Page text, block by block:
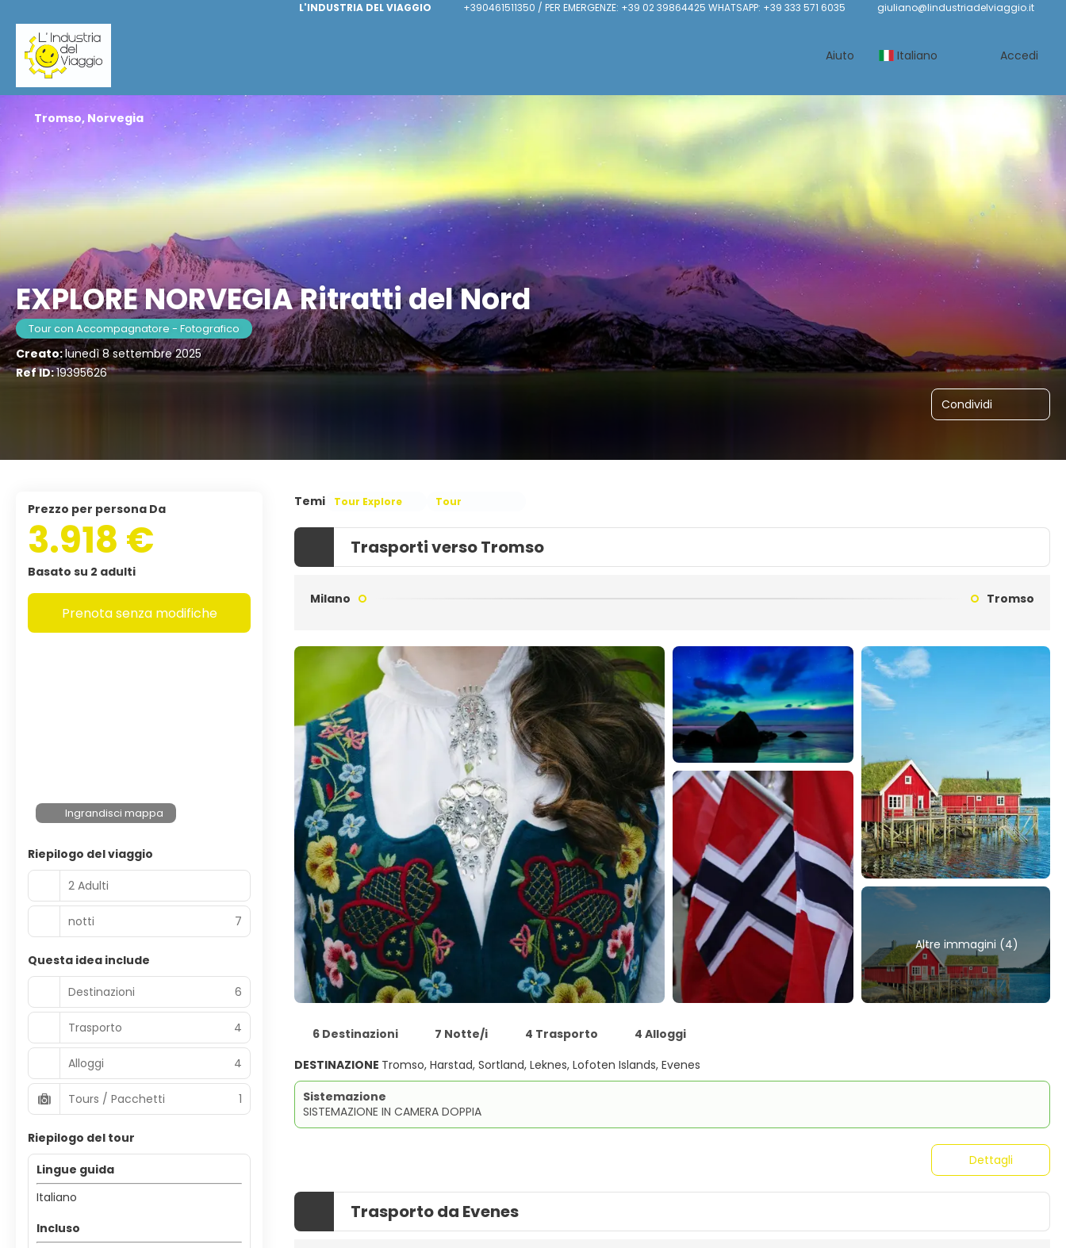
L'INDUSTRIA DEL VIAGGIO +390461511350 / PER EMERGENZE: +39 02 39864425 WHATSAPP: +39 333 571 6035 giuliano@lindustriadelviaggio.it
Aiuto Italiano Accedi
EXPLORE NORVEGIA Ritratti del Nord
Tour con Accompagnatore - Fotografico
Creato:lunedì 8 settembre 2025
Ref ID:19395626
Condividi
Tromso, Norvegia
Temi Tour Explore Tour
Trasporti verso Tromso
Milano Tromso
Altre immagini (4)
6 Destinazioni 7 Notte/i 4 Trasporto
4 Alloggi
DESTINAZIONE Tromso, Harstad, Sortland, Leknes, Lofoten Islands, Evenes
Sistemazione
SISTEMAZIONE IN CAMERA DOPPIA
Dettagli
Trasporto da Evenes
Prezzo per persona Da
3.918 €
Basato su 2 adulti
Prenota senza modifiche
Ingrandisci mappa
Riepilogo del viaggio
2 Adulti
notti 7
Questa idea include
Destinazioni
6
Trasporto 4
Alloggi 4
Tours / Pacchetti 1
Riepilogo del tour
Lingue guida
Italiano
Incluso